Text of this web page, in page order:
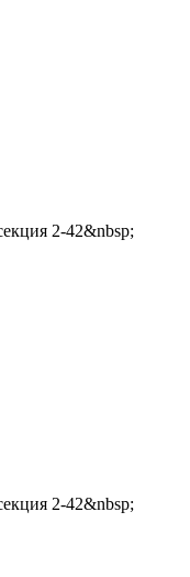
2-42&nbsp;
2-42&nbsp;